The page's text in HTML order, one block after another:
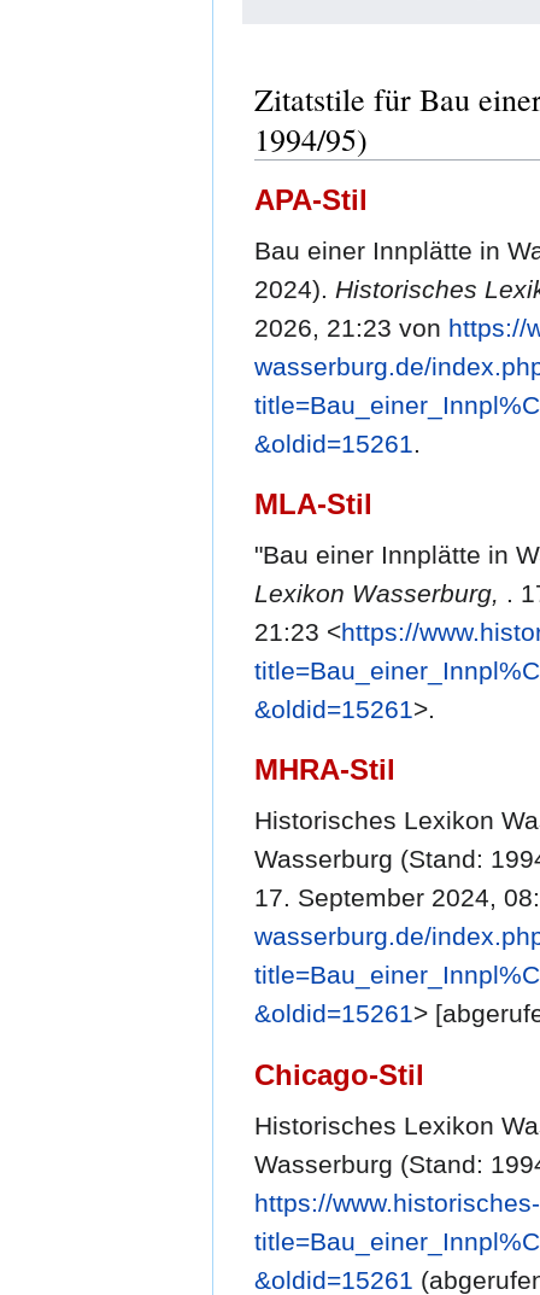
Zitatstile für Bau
1994/95)
APA-Stil
Bau einer Innplätte in
2024). Historisches
2026, 21:23 von https://
wasserburg.de/
&oldid=15261.
MLA-Stil
"Bau einer Innplätte in
Lexikon Wasserburg, .
21:23 <https://
&oldid=15261>.
MHRA-Stil
Historisches Lexikon
Wasserburg (Stand:
17. September 2024,
wasserburg.de/
&oldid=15261>
Chicago-Stil
Historisches Lexikon
Wasserburg (Stand:
https://
&oldid=15261